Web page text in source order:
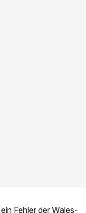
Fehler der Wales-